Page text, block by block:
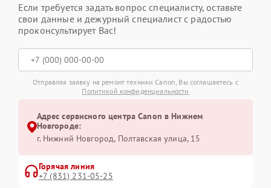
Если требуется задать вопрос специалисту, оставьте
свои данные и дежурный специалист с радостью
проконсультирует Вас!
Отправляя заявку на ремонт техники Canon, Вы соглашаетесь с
Политикой конфиденциальности
Адрес сервисного центра Canon в Нижнем
Новгороде:
г. Нижний Новгород, Полтавская улица, 15
Горячая линия
+7 (831) 231-05-25